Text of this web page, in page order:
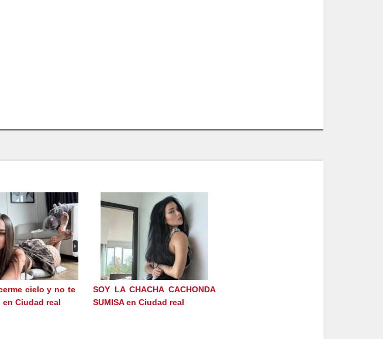
cielo y no te
Ciudad real
SOY LA CHACHA CACHONDA
SUMISA en Ciudad real